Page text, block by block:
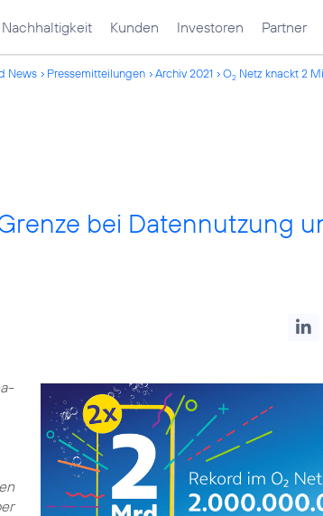
Nachhaltigkeit Kunden Investoren Partner
News Pressemitteilungen Archiv 2021 O2 Netz knackt 2
bei Datennutzung